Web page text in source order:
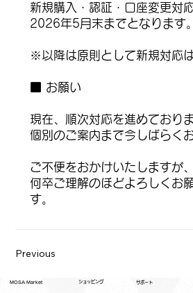
新規購入・認証・口座変更対
2026年5月末までとなります。
※以降は原則として新規対応
■ お願い
現在、順次対応を進めており
個別のご案内まで今しばらく
ご不便をおかけいたしますが、
何卒ご理解のほどよろしくお
す。
Previous
MOSA Market ショッピング サポート